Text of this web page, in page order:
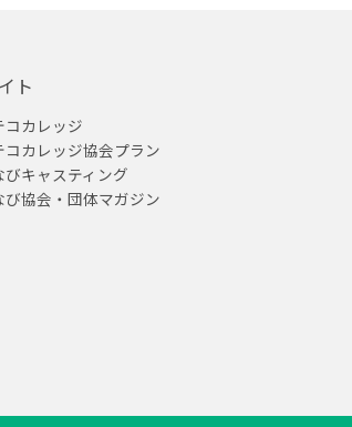
ト
コカレッジ
コカレッジ協会プラン
びキャスティング
び協会・団体マガジン